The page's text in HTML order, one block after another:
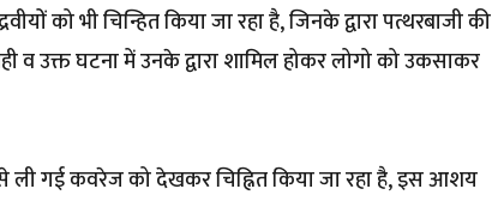
को भी चिन्हित किया जा रहा है, जिनके द्वारा पत्थरबाजी की
व उक्त घटना में उनके द्वारा शामिल होकर लोगो को उकसाकर
ली गई कवरेज को देखकर चिह्नित किया जा रहा है, इस आशय